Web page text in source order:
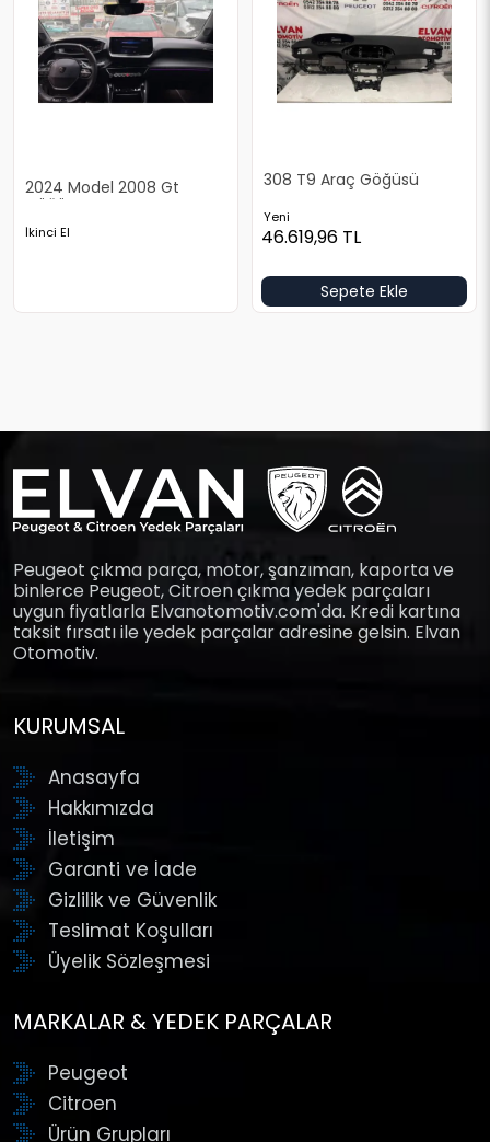
2024 Model 2008 Gt
Göğüs
İkinci El
308 T9 Araç Göğüsü
Yeni
46.619,96 TL
Sepete Ekle
Peugeot çıkma parça, motor, şanzıman, kaporta ve
binlerce Peugeot, Citroen çıkma yedek parçaları
uygun fiyatlarla Elvanotomotiv.com'da. Kredi kartına
taksit fırsatı ile yedek parçalar adresine gelsin. Elvan
Otomotiv.
KURUMSAL
Anasayfa
Hakkımızda
İletişim
Garanti ve İade
Gizlilik ve Güvenlik
Teslimat Koşulları
Üyelik Sözleşmesi
MARKALAR & YEDEK PARÇALAR
Peugeot
Citroen
Ürün Grupları